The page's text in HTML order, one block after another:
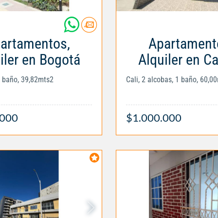
en Bogotá
39,82mts2
Alquiler en
Cali, 2 alcobas, 1 baño,
$1.000.000